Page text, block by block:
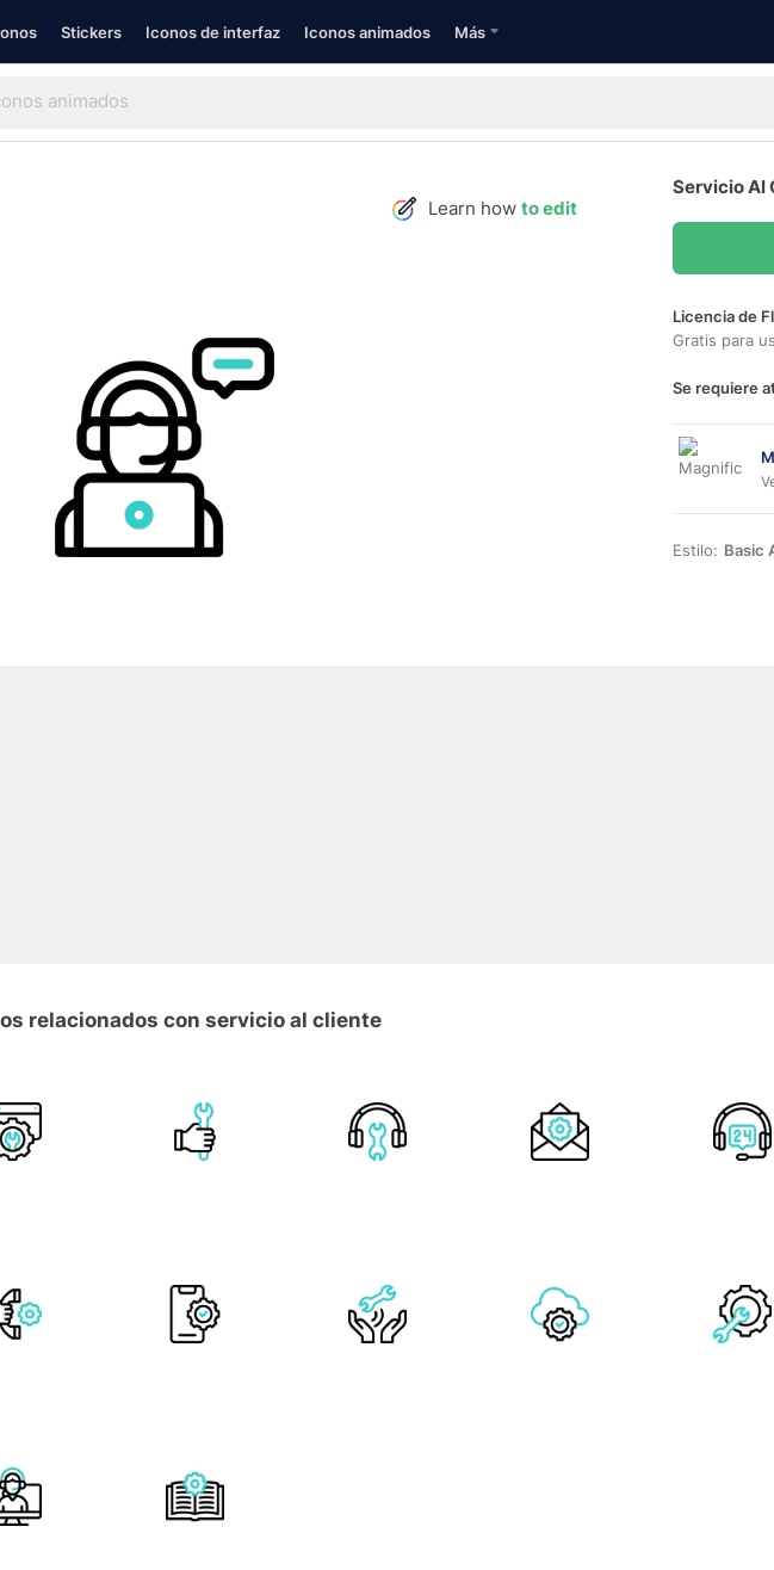
Stickers Iconos de interfaz Iconos animados Más
Learn how to edit
Servicio Al
Licencia de
Gratis para
Se requiere
Estilo: Basic
relacionados con servicio al cliente